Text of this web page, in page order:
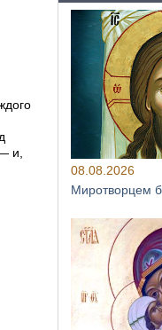
и,
08.08.2026
Миротворцем